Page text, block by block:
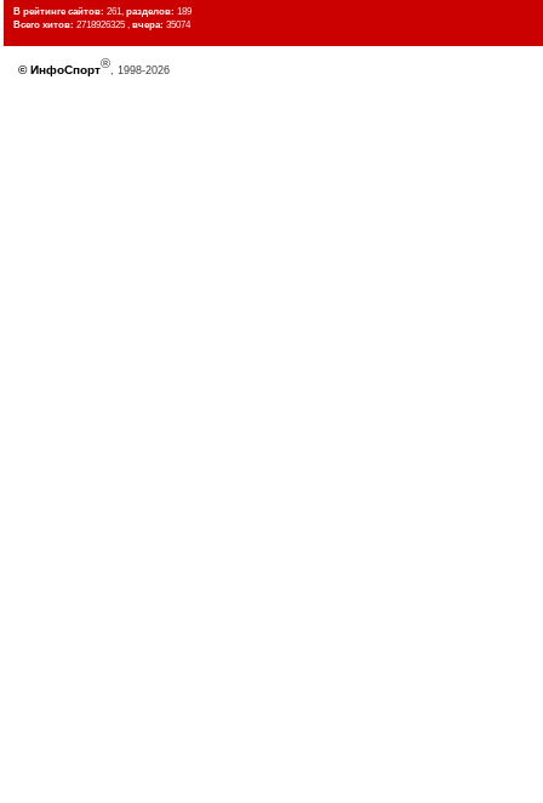
В рейтинге сайтов: 261, разделов: 189
Всего хитов: 2718926325 , вчера: 35074
© ИнфоСпорт®
, 1998-2026